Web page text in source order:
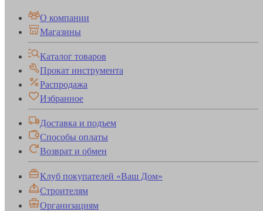
О компании
Магазины
Каталог товаров
Прокат инструмента
Распродажа
Избранное
Доставка и подъем
Способы оплаты
Возврат и обмен
Клуб покупателей «Ваш Дом»
Строителям
Организациям